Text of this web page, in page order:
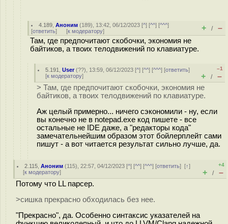
4.189 ,Аноним (189), 13:42, 06/12/2023 [^] [^^] [^^^]
[ответить] [к модератору] + / –
Там, где предпочитают скобочки, экономия не
байтиков, а твоих телодвижений по клавиатуре.
5.191 ,User(??), 13:59, 06/12/2023 [^] [^^] [^^^] [ответить]
[к модератору]
–1
+ / –
> Там, где предпочитают скобочки, экономия не
байтиков, а твоих телодвижений по клавиатуре.
Аж целый примерно... ничего сэкономили - ну, если
вы конечно не в notepad.exe код пишете - все
остальные не IDE даже, а "редакторы кода"
замечательнейшим образом этот бойлерплейт сами
пишут - а вот читается результат сильно лучше, да.
2.115 ,Аноним (115), 22:57, 04/12/2023 [^] [^^] [^^^] [ответить][↑]
[к модератору]
+4
+ / –
Потому что LL парсер.
>сишка прекрасно обходилась без нее.
"Прекрасно", да. Особенно синтаксис указателей на